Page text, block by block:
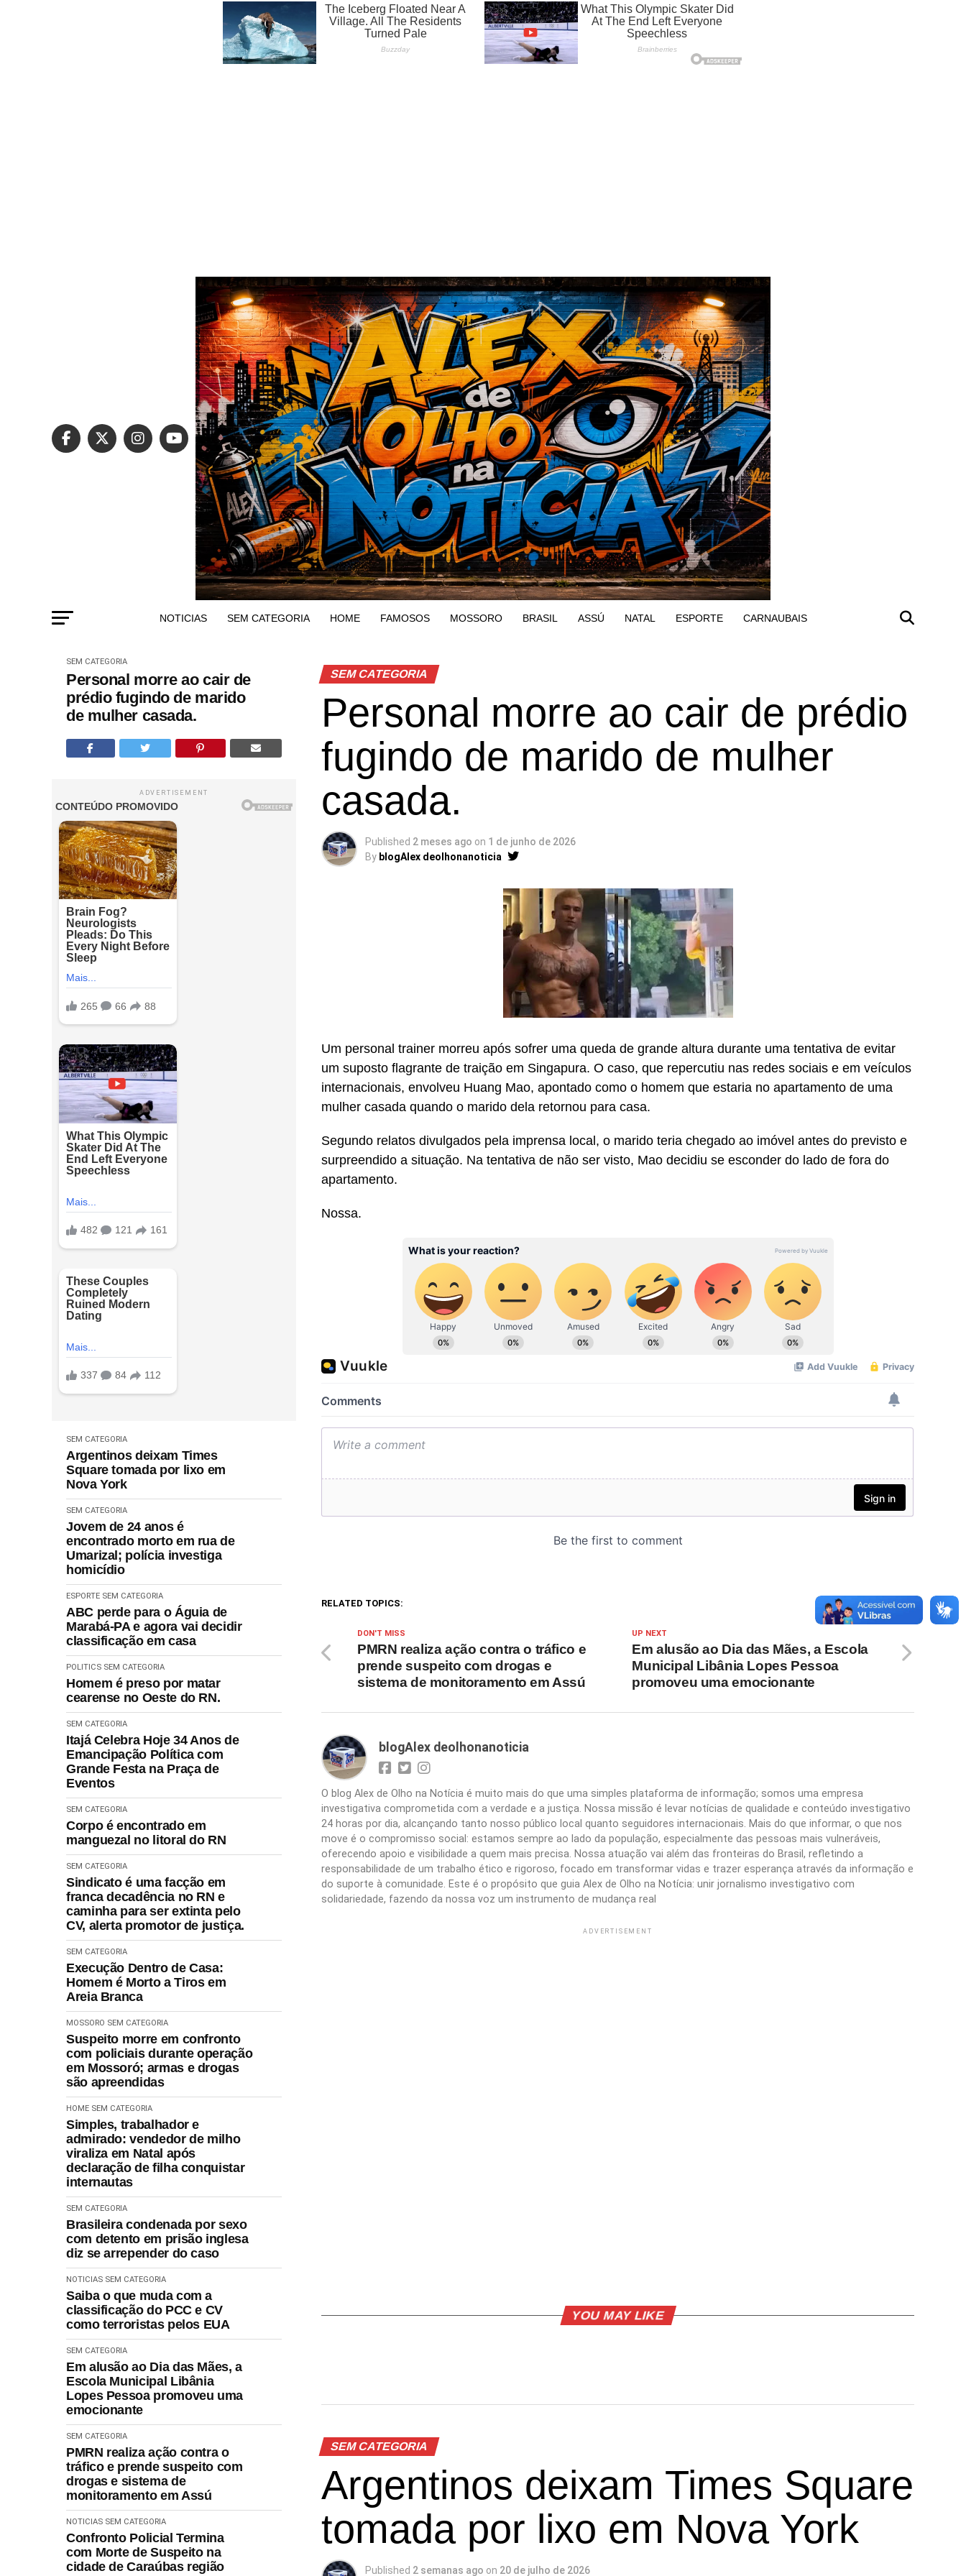
NOTICIAS SEM CATEGORIA HOME FAMOSOS MOSSORO BRASIL ASSÚ NATAL ESPORTE CARNAUBAIS
SEM CATEGORIA
Personal morre ao cair de
prédio fugindo de marido
de mulher casada.
ADVERTISEMENT
SEM CATEGORIA
Argentinos deixam Times
Square tomada por lixo em
Nova York
SEM CATEGORIA
Jovem de 24 anos é
encontrado morto em rua de
Umarizal; polícia investiga
homicídio
ESPORTE SEM CATEGORIA
ABC perde para o Águia de
Marabá-PA e agora vai decidir
classificação em casa
POLITICS SEM CATEGORIA
Homem é preso por matar
cearense no Oeste do RN.
SEM CATEGORIA
Itajá Celebra Hoje 34 Anos de
Emancipação Política com
Grande Festa na Praça de
Eventos
SEM CATEGORIA
Corpo é encontrado em
manguezal no litoral do RN
SEM CATEGORIA
Sindicato é uma facção em
franca decadência no RN e
caminha para ser extinta pelo
CV, alerta promotor de justiça.
SEM CATEGORIA
Execução Dentro de Casa:
Homem é Morto a Tiros em
Areia Branca
MOSSORO SEM CATEGORIA
Suspeito morre em confronto
com policiais durante operação
em Mossoró; armas e drogas
são apreendidas
HOME SEM CATEGORIA
Simples, trabalhador e
admirado: vendedor de milho
viraliza em Natal após
declaração de filha conquistar
internautas
SEM CATEGORIA
Brasileira condenada por sexo
com detento em prisão inglesa
diz se arrepender do caso
NOTICIAS SEM CATEGORIA
Saiba o que muda com a
classificação do PCC e CV
como terroristas pelos EUA
SEM CATEGORIA
Em alusão ao Dia das Mães, a
Escola Municipal Libânia
Lopes Pessoa promoveu uma
emocionante
SEM CATEGORIA
PMRN realiza ação contra o
tráfico e prende suspeito com
drogas e sistema de
monitoramento em Assú
NOTICIAS SEM CATEGORIA
Confronto Policial Termina
com Morte de Suspeito na
cidade de Caraúbas região
SEM CATEGORIA
Personal morre ao cair de prédio
fugindo de marido de mulher
casada.
Published 2 meses ago on 1 de junho de 2026
By blogAlex deolhonanoticia
Um personal trainer morreu após sofrer uma queda de grande altura durante uma tentativa de evitar
um suposto flagrante de traição em Singapura. O caso, que repercutiu nas redes sociais e em veículos
internacionais, envolveu Huang Mao, apontado como o homem que estaria no apartamento de uma
mulher casada quando o marido dela retornou para casa.
Segundo relatos divulgados pela imprensa local, o marido teria chegado ao imóvel antes do previsto e
surpreendido a situação. Na tentativa de não ser visto, Mao decidiu se esconder do lado de fora do
apartamento.
Nossa.
RELATED TOPICS:
UP NEXT
Em alusão ao Dia das Mães, a Escola
Municipal Libânia Lopes Pessoa
promoveu uma emocionante
DON'T MISS
PMRN realiza ação contra o tráfico e
prende suspeito com drogas e
sistema de monitoramento em Assú
blogAlex deolhonanoticia
O blog Alex de Olho na Notícia é muito mais do que uma simples plataforma de informação; somos uma empresa
investigativa comprometida com a verdade e a justiça. Nossa missão é levar notícias de qualidade e conteúdo investigativo
24 horas por dia, alcançando tanto nosso público local quanto seguidores internacionais. Mais do que informar, o que nos
move é o compromisso social: estamos sempre ao lado da população, especialmente das pessoas mais vulneráveis,
oferecendo apoio e visibilidade a quem mais precisa. Nossa atuação vai além das fronteiras do Brasil, refletindo a
responsabilidade de um trabalho ético e rigoroso, focado em transformar vidas e trazer esperança através da informação e
do suporte à comunidade. Este é o propósito que guia Alex de Olho na Notícia: unir jornalismo investigativo com
solidariedade, fazendo da nossa voz um instrumento de mudança real
ADVERTISEMENT
YOU MAY LIKE
SEM CATEGORIA
Argentinos deixam Times Square
tomada por lixo em Nova York
Published 2 semanas ago on 20 de julho de 2026